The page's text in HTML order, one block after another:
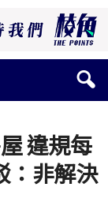
違規每
：非解決